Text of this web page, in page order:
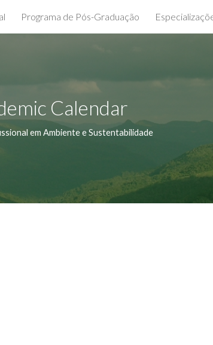
Skip to navigation
Programa de Pós-Graduação
Calendar
em Ambiente e Sustentabilidade